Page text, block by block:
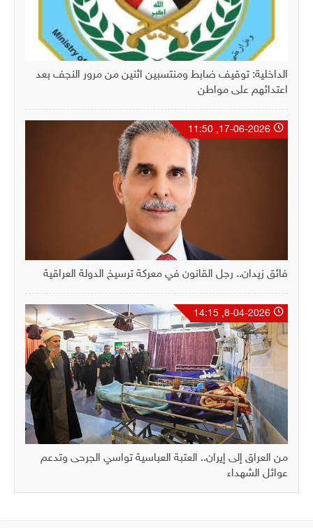
الداخلية: توقيف ضابط ومنتسبين اثنين من مرور النجف بعد
اعتدائهم على مواطن
فائق زيدان.. رجل القانون في معركة ترسيخ الدولة العراقية
من العراق إلى إيران.. العتبة العباسية تواسي الجرحى وتدعم
عوائل الشهداء